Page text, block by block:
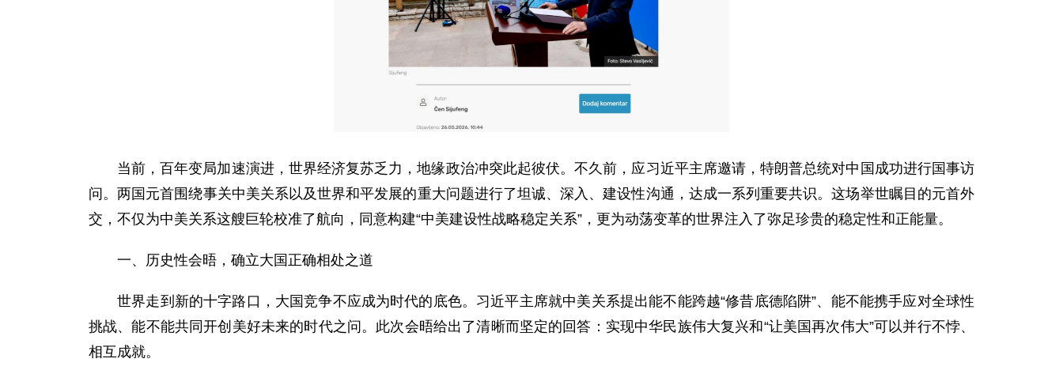
当前，百年变局加速演进，世界经济复苏乏力，地缘政治冲突此起彼伏。不久前，应习近平主席邀请，特朗普总统对中国成功进行国事访
问。两国元首围绕事关中美关系以及世界和平发展的重大问题进行了坦诚、深入、建设性沟通，达成一系列重要共识。这场举世瞩目的元首外
交，不仅为中美关系这艘巨轮校准了航向，同意构建“中美建设性战略稳定关系”，更为动荡变革的世界注入了弥足珍贵的稳定性和正能量。
一、历史性会晤，确立大国正确相处之道
世界走到新的十字路口，大国竞争不应成为时代的底色。习近平主席就中美关系提出能不能跨越“修昔底德陷阱”、能不能携手应对全球性
挑战、能不能共同开创美好未来的时代之问。此次会晤给出了清晰而坚定的回答：实现中华民族伟大复兴和“让美国再次伟大”可以并行不悖、
相互成就。